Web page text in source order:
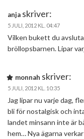
anja skriver:
5 JULI, 2012 KL. 04:47
Vilken bukett du
bröllopsbarnen. Lipar
monnah skriver:
5 JULI, 2012 KL. 10:35
Jag lipar nu varje dag,
bli för nostalgisk och
landet minsann inte är
hem… Nya ägarna